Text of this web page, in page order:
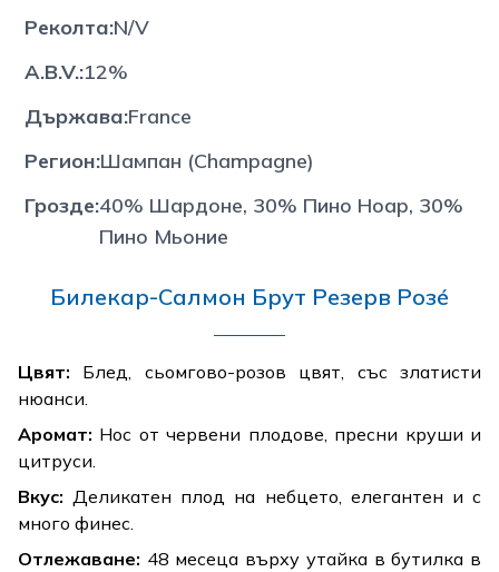
Реколта:N/V
A.B.V.:12%
Държава:France
Регион:Шампан (Champagne)
Грозде:40% Шардоне, 30% Пино Ноар, 30%
Пино Мьоние
Билекар-Салмон Брут Резерв Розé
Цвят: Блед, сьомгово-розов цвят, със златисти
нюанси.
Аромат: Нос от червени плодове, пресни круши и
цитруси.
Вкус: Деликатен плод на небцето, елегантен и с
много финес.
Отлежаване: 48 месеца върху утайка в бутилка в